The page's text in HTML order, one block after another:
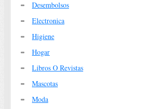
Desembolsos
Electronica
Higiene
Hogar
Libros O Revistas
Mascotas
Moda